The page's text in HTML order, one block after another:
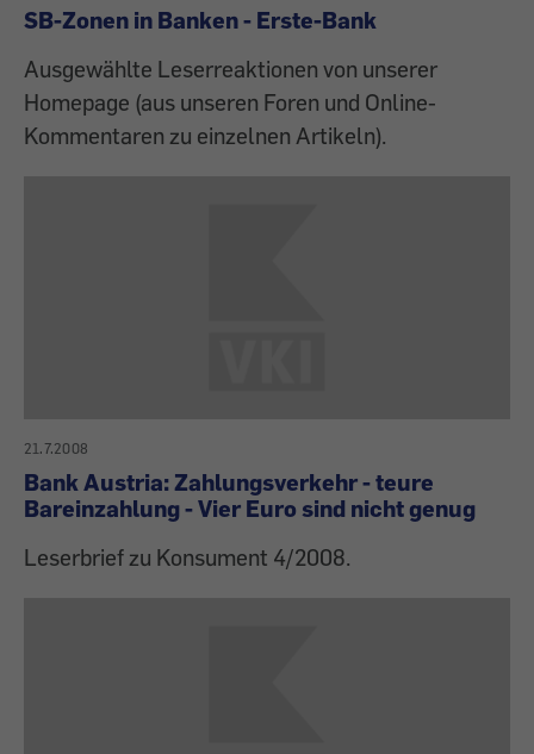
SB-Zonen in Banken - Erste-Bank
Ausgewählte Leserreaktionen von unserer
Homepage (aus unseren Foren und Online-
Kommentaren zu einzelnen Artikeln).
21.7.2008
Bank Austria: Zahlungsverkehr - teure
Bareinzahlung - Vier Euro sind nicht genug
Leserbrief zu Konsument 4/2008.